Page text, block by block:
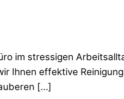
im stressigen
Ihnen effektive
[…]